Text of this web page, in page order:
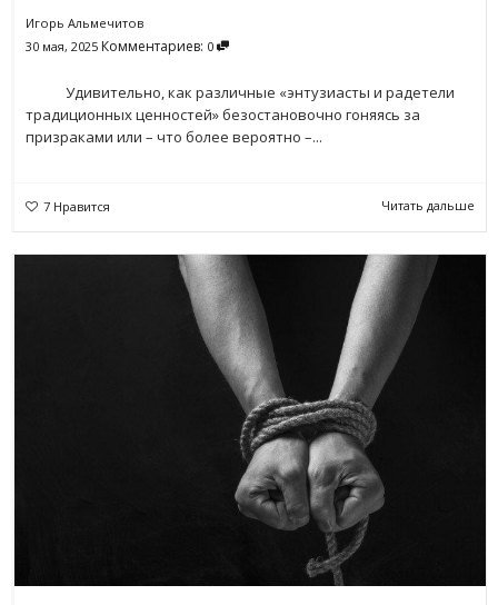
Игорь Альмечитов
30 мая, 2025 Комментариев: 0
Удивительно, как различные «энтузиасты и радетели
традиционных ценностей» безостановочно гоняясь за
призраками или – что более вероятно –...
7 Нравится Читать дальше